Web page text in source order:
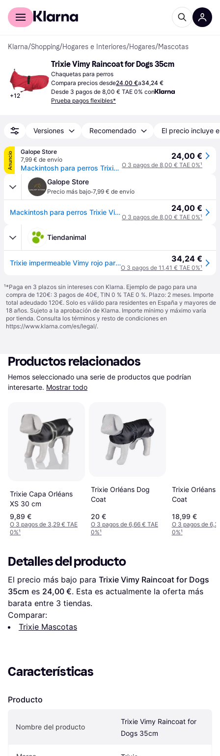
Comprar con Klarna
Klarna/Shopping/Hogares e Interiores/Hogares/Mascotas
+12
Trixie Vimy Raincoat for Dogs 35cm
Chaquetas para perros
Compara precios desde24,00 €a34,24 €
Desde 3 pagos de 8,00 € TAE 0% con
Prueba pagos flexibles*
Versiones Recomendado El precio incluye
Anuncio
Galope Store
7,99 € de envío
Mackintosh para perros Trixie Vimy - Rouge
24,00 €
O 3 pagos de 8,00 € TAE 0%¹
Galope Store
Precio más bajo·7,99 € de envío
Mackintosh para perros Trixie Vimy - Rouge 24,00 €
O 3 pagos de 8,00 € TAE 0%¹
Tiendanimal
Trixie impermeable Vimy rojo para perros 34,24 €
O 3 pagos de 11,41 € TAE 0%¹
¹*Paga en 3 plazos sin intereses con Klarna. Ejemplo de pago para una
compra de 120€: 3 pagos de 40€, TIN 0 % TAE 0 %. Plazo: 2 meses. Importe
total adeudado 120€. Solo es válido para residentes en España y mayores de
18 años. Sujeto a la aprobación de Klarna. Importe mínimo y máximo varía
por tienda. Consulta los términos y resto de condiciones en
https://www.klarna.com/es/legal/.
Productos relacionados
Hemos seleccionado una serie de productos que podrían
interesarte. Mostrar todo
Trixie Capa Orléans
XS 30 cm
9,89 €
O 3 pagos de 3,29 € TAE
0%¹
Trixie Orléans Dog
Coat
20 €
O 3 pagos de 6,66 € TAE
0%¹
Trixie Orléans
Coat
18,99 €
O 3 pagos de
0%¹
Detalles del producto
El precio más bajo para Trixie Vimy Raincoat for Dogs
35cm es 24,00 €. Esta es actualmente la oferta más
barata entre 3 tiendas.
Comparar:
Trixie Mascotas
Características
Producto
Nombre del producto
Trixie Vimy Raincoat for
Dogs 35cm